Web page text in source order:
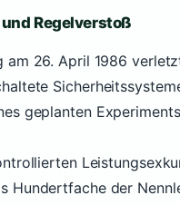
Regelverstoß
am 26. April 1986
geplanten
Hundertfache der